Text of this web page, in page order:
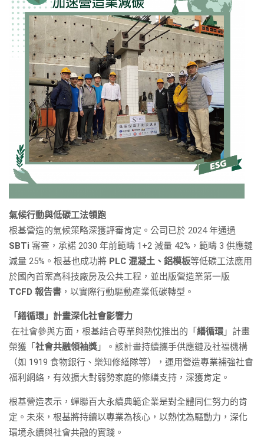
氣候行動與低碳工法領跑
根基營造的氣候策略深獲評審肯定。公司已於 2024 年通過
SBTi 審查，承諾 2030 年前範疇 1+2 減量 42%，範疇 3 供應鏈
減量 25%。根基也成功將 PLC 混凝土、鋁模板等低碳工法應用
於國內首案高科技廠房及公共工程，並出版營造業第一版
TCFD 報告書 ，以實際行動驅動產業低碳轉型。
「繕循環」計畫深化社會影響力
在社會參與方面，根基結合專業與熱忱推出的「 繕循環 」計畫
榮獲「 社會共融領袖獎 」。該計畫持續攜手供應鏈及社福機構
（如 1919 食物銀行、樂知修繕隊等），運用營造專業補強社會
福利網絡，有效擴大對弱勢家庭的修繕支持，深獲肯定。
根基營造表示，蟬聯百大永續典範企業是對全體同仁努力的肯
定。未來，根基將持續以專業為核心，以熱忱為驅動力，深化
環境永續與社會共融的實踐。